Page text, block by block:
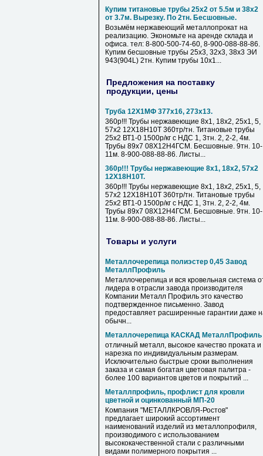
Купим титановые трубы 25х2 от 5.5м и 38х2
от 3.7м. Вырезку. По 2тн. Бесшовные.
Возьмём нержавеющий металлопрокат на
реализацию. Экономьте на аренде склада и
офиса. тел: 8-800-500-74-60, 8-900-088-88-86.
Купим бесшовные трубы 25х3, 32х3, 38х3 ЭИ
943(904L) 2тн. Купим трубы 10х1...
Предложения на поставку
продукции, цены
Труба 12Х1МФ 377х16, 273х13.
360р!!! Трубы нержавеющие 8х1, 18х2, 25х1, 5,
57х2 12Х18Н10Т 360тр/тн. Титановые трубы
25х2 ВТ1-0 1500р/кг с НДС 1, 3тн. 2, 2-2, 4м.
Трубы 89х7 08Х12Н4ГСМ. Бесшовные. 9тн. 10-
11м. 8-900-088-88-86. Листы...
360р!!! Трубы нержавеющие 8х1, 18х2, 57х2
12Х18Н10Т.
360р!!! Трубы нержавеющие 8х1, 18х2, 25х1, 5,
57х2 12Х18Н10Т 360тр/тн. Титановые трубы
25х2 ВТ1-0 1500р/кг с НДС 1, 3тн. 2, 2-2, 4м.
Трубы 89х7 08Х12Н4ГСМ. Бесшовные. 9тн. 10-
11м. 8-900-088-88-86. Листы...
Товары и услуги
Металлочерепица полиэстер 0,45 Завод
МеталлПрофиль
Металлочерепица и вся кровельная система
лидера в отрасли завода производителя
Компании Металл Профиль это качество
подтвержденное письменно. Завод
предоставляет расширенные гарантии даже
обычн...
Металлочерепица КАСКАД МеталлПрофиль
отличный металл, высокое качество проката и
нарезка по индивидуальным размерам.
Исключительно быстрые сроки выполнения
заказа и самая богатая цветовая палитра -
более 100 вариантов цветов и покрытий ...
Металлпрофиль, профлист для кровли
цветной и оцинкованный МП-20
Компания "МЕТАЛЛКРОВЛЯ-Ростов"
предлагает широкий ассортимент
наименований изделий из металлопрофиля,
производимого с использованием
высококачественной стали с различными
видами полимерного покрытия ...